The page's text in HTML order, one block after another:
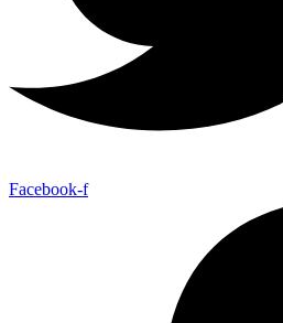
Facebook-f